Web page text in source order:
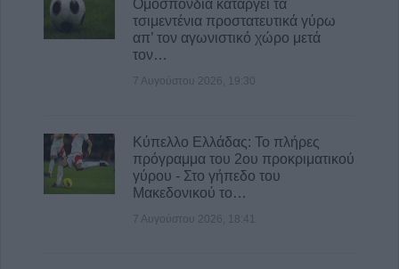
8 Αυγούστου 2026, 09:09
Το εβδομαδιαίο πρόγραμμα (10-16/8) της
Κινητής Αστυνομικής Μονάδας στην Π.Ε.
και οι «χορηγίες» με θέμα τα κοινά μας
αγαθά"
8 Αυγούστου 2026, 08:17
Λαμία: Απατεώνες άρπαξαν μεγάλο
Ομοσπονδία καταργεί τα
τσιμεντένια προστατευτικά γύρω
απ’ τον αγωνιστικό χώρο μετά
τον…
7 Αυγούστου 2026, 19:30
Κύπελλο Ελλάδας: Το πλήρες
πρόγραμμα του 2ου προκριματικού
γύρου - Στο γήπεδο του
Μακεδονικού το…
7 Αυγούστου 2026, 18:41